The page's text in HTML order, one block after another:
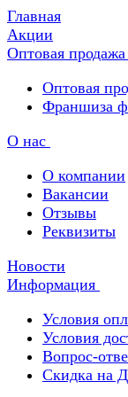
Главная
Акции
Оптовая продажа
Оптовая
Франшиза
О нас
О компании
Вакансии
Отзывы
Реквизиты
Новости
Информация
Условия
Условия
Вопрос-
Скидка на